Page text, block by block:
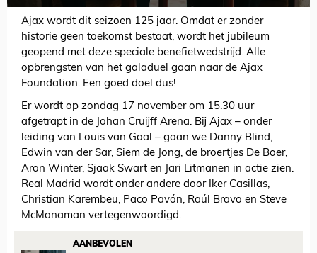
Ajax wordt dit seizoen 125 jaar. Omdat er zonder
historie geen toekomst bestaat, wordt het jubileum
geopend met deze speciale benefietwedstrijd. Alle
opbrengsten van het galaduel gaan naar de Ajax
Foundation. Een goed doel dus!
Er wordt op zondag 17 november om 15.30 uur
afgetrapt in de Johan Cruijff Arena. Bij Ajax – onder
leiding van Louis van Gaal – gaan we Danny Blind,
Edwin van der Sar, Siem de Jong, de broertjes De Boer,
Aron Winter, Sjaak Swart en Jari Litmanen in actie zien.
Real Madrid wordt onder andere door Iker Casillas,
Christian Karembeu, Paco Pavón, Raúl Bravo en Steve
McManaman vertegenwoordigd.
AANBEVOLEN